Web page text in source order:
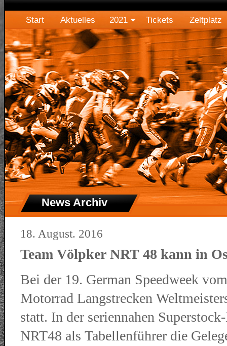
Start Aktuelles 2021 Tickets Zeltplatz
News Archiv
18. August. 2016
Team Völpker NRT 48 kann in
Bei der 19. German Speedweek
Motorrad Langstrecken
statt. In der seriennahen
NRT48 als Tabellenführer die